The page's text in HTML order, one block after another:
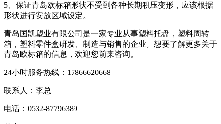
5、保证青岛欧标箱形状不受到各种长期积压变形，应该根据
形状进行安放区域设定。
青岛国凯塑业有限公司是一家专业从事塑料托盘，塑料周转
箱，塑料零件盒研发、制造与销售的企业。想要了解更多关于
青岛欧标箱的信息，欢迎您前来咨询。
24小时服务热线：17866620668
联系人：李总
电话：0532-87796389